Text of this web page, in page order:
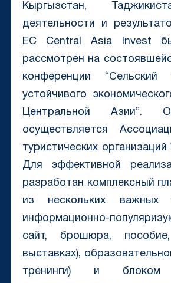
Кыргызстан,
деятельности и
EC Central Asia Invest
рассмотрен на
конференции
устойчивого
Центральной Азии”.
осуществляется
туристических организаций
Для эффективной
разработан комплексный
из нескольких важных
информационно-
сайт, брошюра,
выставках),
тренинги) и блоком